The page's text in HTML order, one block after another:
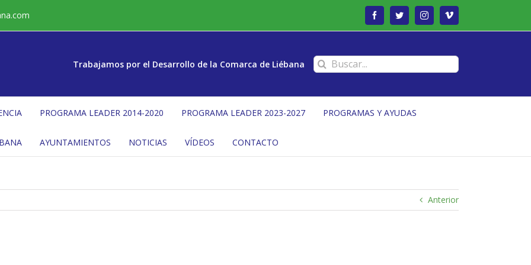
FacebookTwitterInstagramVimeo
Trabajamos por el Desarrollo de la Comarca de Liébana Buscar:
PROGRAMA LEADER 2014-2020 PROGRAMA LEADER 2023-2027 PROGRAMAS Y AYUDAS
AYUNTAMIENTOS NOTICIAS VÍDEOS CONTACTO
Anterior